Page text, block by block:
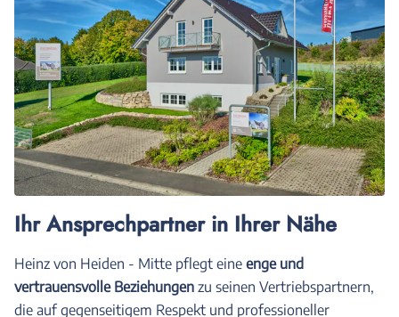
Ihr Ansprechpartner in Ihrer Nähe
Heinz von Heiden - Mitte pflegt eine enge und
vertrauensvolle Beziehungen zu seinen Vertriebspartnern,
die auf gegenseitigem Respekt und professioneller